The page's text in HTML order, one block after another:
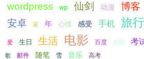
wordpress wp 仙剑 动漫 博客
安卓 家 年 心情 感受 手机 旅行
爱 生日 生活 电影 百度 空间 考
歌 邮件 随笔 雪 音乐 高考